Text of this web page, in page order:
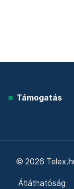
Támogatás
© 2026
Átláthatóság